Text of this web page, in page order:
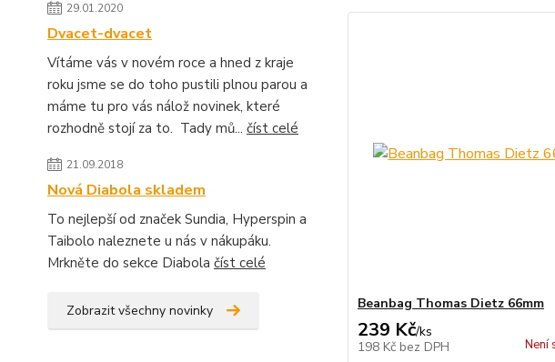
29.01.2020
Dvacet-dvacet
Vítáme vás v novém roce a hned z kraje
roku jsme se do toho pustili plnou parou a
máme tu pro vás nálož novinek, které
rozhodně stojí za to. Tady mů... číst celé
21.09.2018
Nová Diabola skladem
To nejlepší od značek Sundia, Hyperspin a
Taibolo naleznete u nás v nákupáku.
Mrkněte do sekce Diabola číst celé
Zobrazit všechny novinky Beanbag Thomas Dietz 66mm
239 Kč/ks
198 Kč bez DPH Není